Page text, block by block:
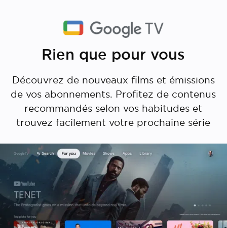
Rien que pour vous
Découvrez de nouveaux films et émissions
de vos abonnements. Profitez de contenus
recommandés selon vos habitudes et
trouvez facilement votre prochaine série